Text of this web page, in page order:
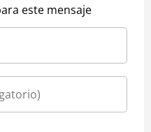
este mensaje